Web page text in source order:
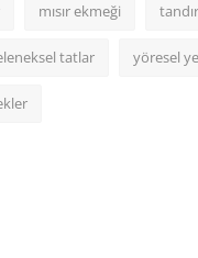
mısır ekmeği
tatlar yöresel